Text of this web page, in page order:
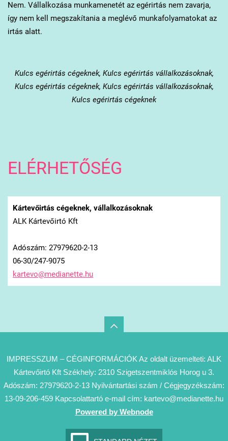
Nem. Vállalkozása munkamenetét az egérirtás nem zavarja,
így nem kell megszakítania a meglévő munkafolyamatokat az
irtás alatt.
Kulcs egérirtás cégeknek, Kulcs egérirtás vállalkozásoknak,
Kulcs egérirtás cégeknek, Kulcs egérirtás vállalkozásoknak,
Kulcs egérirtás cégeknek
ELÉRHETŐSÉG
Kártevőirtás cégeknek, vállalkozásoknak
ALK Kártevőirtó Kft
Adószám: 27979620-2-13
06-30/247-9075
kartevo@medianette.hu
IMPRESSZUM – CÉGINFORMÁCIÓK Az oldalt üzemelteti: ALK
Kártevőirtó Kft Székhely: 2310 Szigetszentmiklós Horog u 3.
Adószám: 27979620-2-13 Nyilvántartási szám / Cégjegyzékszám:
13-09-206-459 Kapcsolattartó e-mail cím: kartevo@medianette.hu
Powered by Webnode